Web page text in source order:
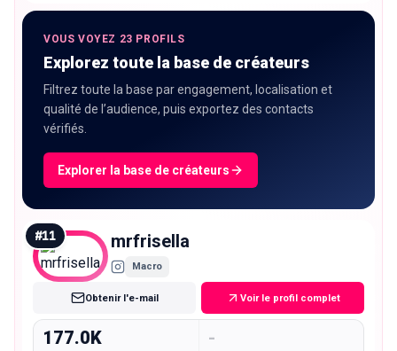
VOUS VOYEZ 23 PROFILS
Explorez toute la base de créateurs
Filtrez toute la base par engagement, localisation et
qualité de l’audience, puis exportez des contacts
vérifiés.
Explorer la base de créateurs
#11 mrfrisella
Macro
Obtenir l'e-mail Voir le profil complet
177.0K -